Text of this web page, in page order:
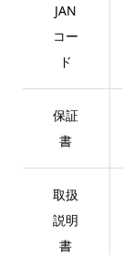
JAN
コー
ド
保証
書
取扱
説明
書